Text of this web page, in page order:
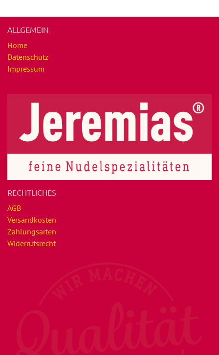
ALLGEMEIN
Home
Datenschutz
Impressum
RECHTLICHES
AGB
Versandkosten
Zahlungsarten
Widerrufsrecht